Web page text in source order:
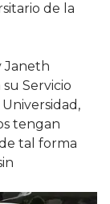
de la
Janeth
Servicio
tengan
tal forma